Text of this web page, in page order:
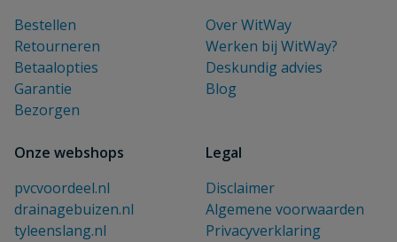
Bestellen
Retourneren
Betaalopties
Garantie
Bezorgen
Over WitWay
Werken bij WitWay?
Deskundig advies
Blog
Onze webshops
pvcvoordeel.nl
drainagebuizen.nl
tyleenslang.nl
Legal
Disclaimer
Algemene voorwaarden
Privacyverklaring